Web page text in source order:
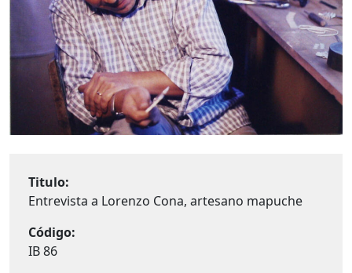
Titulo:
Entrevista a Lorenzo Cona, artesano mapuche
Código:
IB 86